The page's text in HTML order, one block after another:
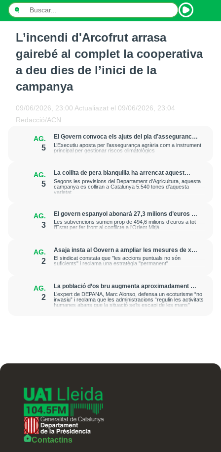
NOTÍCIES
PROGRAMES
CONTACTE
L’incendi d'Arcofrut arrasa
gairebé al complet la cooperativa
a deu dies de l’inici de la
campanya
09/06/2026, 23:00 Actualiazat el 09/06/2026, 23:04
Redacció/ACN
AG.
5
El Govern convoca els ajuts del pla d’assegurances
agràries del 2026 amb un pressupost de 20 milions
d’euros
L’Executiu aposta per l’assegurança agrària com a instrument
principal per gestionar riscos climatològics
AG.
5
La collita de pera blanquilla ha arrencat aquest
dimecres a Lleida amb unes bones expectatives de
qualitat i uns calibres més grans
Segons les previsions del Departament d'Agricultura, aquesta
campanya es colliran a Catalunya 5.540 tones d’aquesta
varietat
AG.
3
El govern espanyol abonarà 27,3 milions d’euros a
agricultors catalans en ajudes per comprar
fertilitzants
Les subvencions sumen prop de 494,6 milions d’euros a tot
l’Estat per fer front al conflicte a l’Orient Mitjà
AG.
2
Asaja insta al Govern a ampliar les mesures de xoc
de control poblacional de conills durant tot l'any
El sindicat constata que "les accions puntuals no són
suficients" i reclama una estratègia "permanent"
AG.
2
La població d’os bru augmenta aproximadament un
10% l’any i s’expandeix al llarg dels Pirineus
L’expert de DEPANA, Marc Alonso, defensa un ecoturisme “no
invasiu” i reclama que les administracions “regulin les activitats
humanes abans que la situació se’ls escapi de les mans”
Contactins